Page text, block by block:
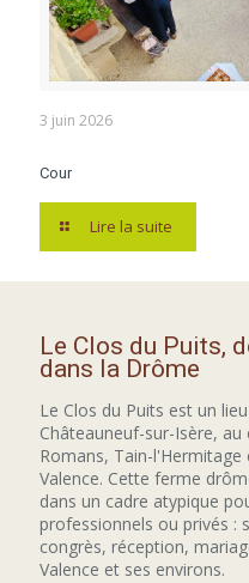
3 juin 2026
Cour
Lire la suite
Le Clos du Puits,
dans la Drôme
Le Clos du Puits est un
Châteauneuf-sur-Isère,
Romans, Tain-l'Hermitage
Valence. Cette ferme
dans un cadre atypique
professionnels ou privés :
congrès, réception,
Valence et ses environs.